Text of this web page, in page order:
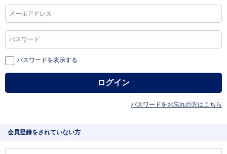
パスワードを表示する
パスワードをお忘れの方はこちら
会員登録をされていない方